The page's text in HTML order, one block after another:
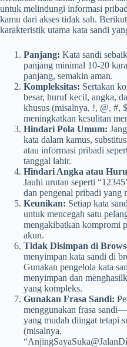
untuk melindungi informasi
kamu dari akses tidak sah.
karakteristik utama kata sandi
Panjang: Kata sandi
panjang minimal 10-20
panjang, semakin aman.
Kompleksitas: Sertakan
besar, huruf kecil, angka,
khusus (misalnya, !, @, #,
meningkatkan kesulitan
Hindari Pola Umum:
kata dalam kamus,
atau informasi pribadi
tanggal lahir.
Hindari Angka atau
Jauhi urutan seperti
dan pengenal pribadi yang
Keunikan: Setiap kata
untuk mencegah satu
mengakibatkan kompromi
akun.
Tidak Disimpan di
menyimpan kata sandi di
Gunakan pengelola kata
menyimpan dan
yang kompleks.
Gunakan Frasa Sandi:
menggunakan frasa
yang mudah diingat tetapi
(misalnya,